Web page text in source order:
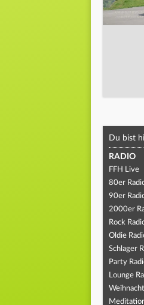
Du bist
RADIO
FFH Live
80er
90er
2000er
Rock
Oldie
Schlager
Party
Lounge